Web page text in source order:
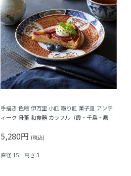
手描き 色絵 伊万里 小皿 取り皿 菓子皿 アンテ
ィーク 骨董 和食器 カラフル（霞・千鳥・鳳
5,280円 (税込)
直径 15 高さ 3